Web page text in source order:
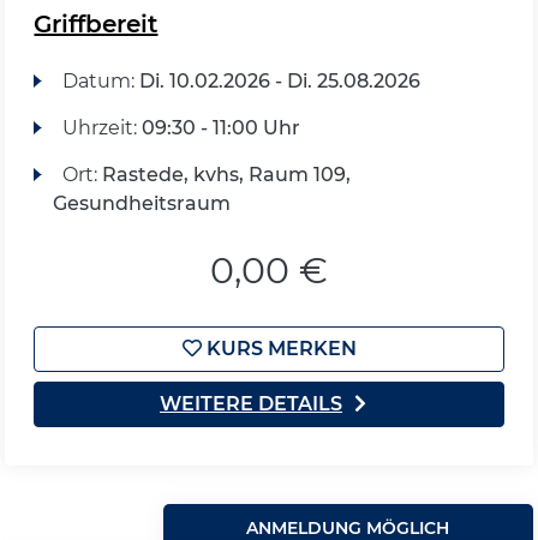
Griffbereit
Datum: Di. 10.02.2026 - Di. 25.08.2026
Uhrzeit: 09:30 - 11:00 Uhr
Ort: Rastede, kvhs, Raum 109,
Gesundheitsraum
0,00 €
KURS MERKEN
WEITERE DETAILS
ANMELDUNG MÖGLICH